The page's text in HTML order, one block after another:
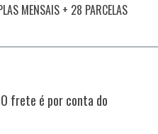
MENSAIS + 28 PARCELAS
frete é por conta do